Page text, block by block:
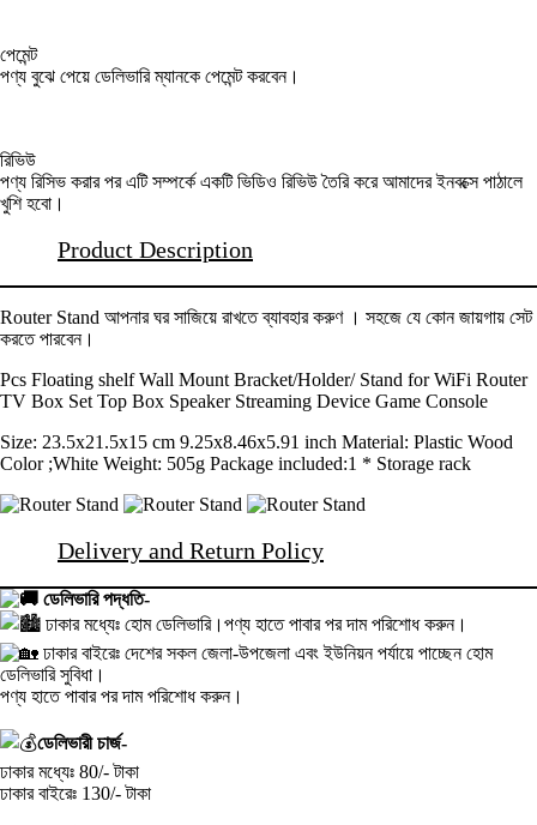
পেমেন্ট
পণ্য বুঝে পেয়ে ডেলিভারি ম্যানকে পেমেন্ট করবেন।
রিভিউ
পণ্য রিসিভ করার পর এটি সম্পর্কে একটি ভিডিও রিভিউ তৈরি করে আমাদের ইনবক্সে পাঠালে
খুশি হবো।
Product Description
Router Stand আপনার ঘর সাজিয়ে রাখতে ব্যাবহার করুণ । সহজে যে কোন জায়গায় সেট
করতে পারবেন।
Pcs Floating shelf Wall Mount Bracket/Holder/ Stand for WiFi Router
TV Box Set Top Box Speaker Streaming Device Game Console
Size: 23.5x21.5x15 cm 9.25x8.46x5.91 inch Material: Plastic Wood
Color ;White Weight: 505g Package included:1 * Storage rack
Delivery and Return Policy
ডেলিভারি পদ্ধতি-
ঢাকার মধ্যেঃ হোম ডেলিভারি।পণ্য হাতে পাবার পর দাম পরিশোধ করুন।
ঢাকার বাইরেঃ দেশের সকল জেলা-উপজেলা এবং ইউনিয়ন পর্যায়ে পাচ্ছেন হোম
ডেলিভারি সুবিধা।
পণ্য হাতে পাবার পর দাম পরিশোধ করুন।
ডেলিভারী চার্জ-
ঢাকার মধ্যেঃ 80/- টাকা
ঢাকার বাইরেঃ 130/- টাকা